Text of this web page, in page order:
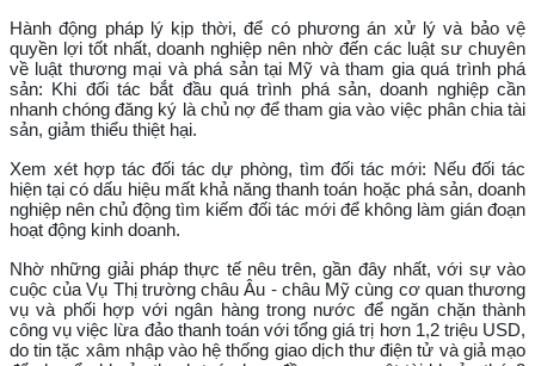
Hành động pháp lý kịp thời, để có phương án xử lý và bảo vệ
quyền lợi tốt nhất, doanh nghiệp nên nhờ đến các luật sư chuyên
về luật thương mại và phá sản tại Mỹ và tham gia quá trình phá
sản: Khi đối tác bắt đầu quá trình phá sản, doanh nghiệp cần
nhanh chóng đăng ký là chủ nợ để tham gia vào việc phân chia tài
sản, giảm thiểu thiệt hại.
Xem xét hợp tác đối tác dự phòng, tìm đối tác mới: Nếu đối tác
hiện tại có dấu hiệu mất khả năng thanh toán hoặc phá sản, doanh
nghiệp nên chủ động tìm kiếm đối tác mới để không làm gián đoạn
hoạt động kinh doanh.
Nhờ những giải pháp thực tế nêu trên, gần đây nhất, với sự vào
cuộc của Vụ Thị trường châu Âu - châu Mỹ cùng cơ quan thương
vụ và phối hợp với ngân hàng trong nước để ngăn chặn thành
công vụ việc lừa đảo thanh toán với tổng giá trị hơn 1,2 triệu USD,
do tin tặc xâm nhập vào hệ thống giao dịch thư điện tử và giả mạo